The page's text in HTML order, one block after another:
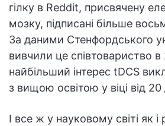
гілку в Reddit, присвячену
мозку, підписані більше
За даними Стенфордського
вивчили це співтовариство в
найбільший інтерес tDCS
з вищою освітою у віці від
І все ж у науковому світі як і